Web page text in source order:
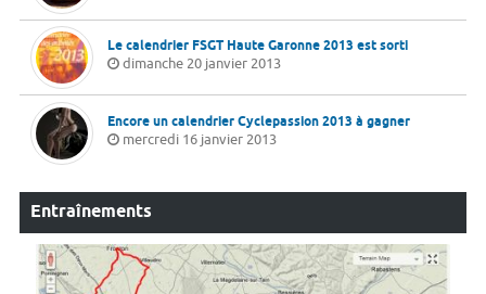
Le calendrier FSGT Haute Garonne 2013 est sorti
dimanche 20 janvier 2013
Encore un calendrier Cyclepassion 2013 à gagner
mercredi 16 janvier 2013
Entraînements